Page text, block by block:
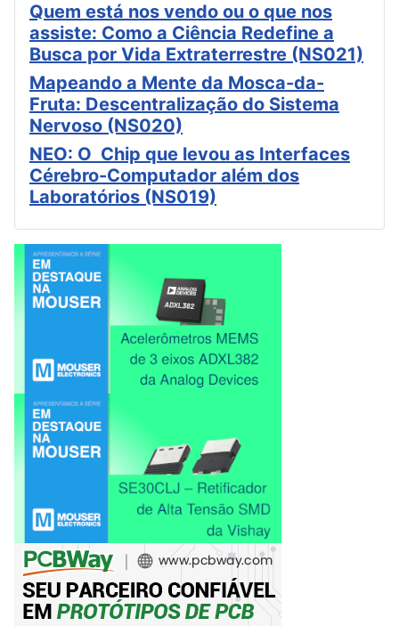
Quem está nos vendo ou o que nos
assiste: Como a Ciência Redefine a
Busca por Vida Extraterrestre (NS021)
Mapeando a Mente da Mosca-da-
Fruta: Descentralização do Sistema
Nervoso (NS020)
NEO: O Chip que levou as Interfaces
Cérebro-Computador além dos
Laboratórios (NS019)